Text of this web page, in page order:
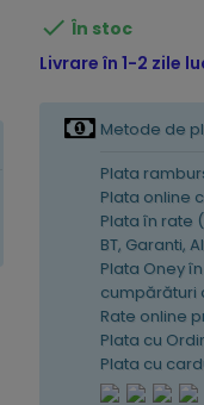
 În stoc
Livrare în 1-2 zile
Metode de
Plata
Plata online
Plata în rate
BT, Garanti,
Plata Oney
cumpărături
Rate online
Plata cu
Plata cu